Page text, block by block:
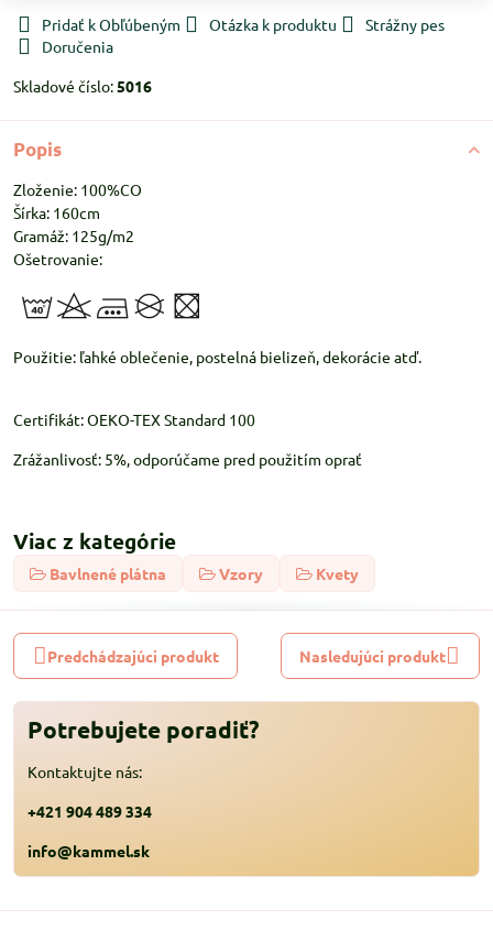
Pridať k Obľúbeným Otázka k produktu
Strážny pes
Doručenia
Skladové číslo:5016
Popis
Zloženie: 100%CO
Šírka: 160cm
Gramáž: 125g/m2
Ošetrovanie:
Použitie: ľahké oblečenie, postelná bielizeň, dekorácie atď.
Certifikát: OEKO-TEX Standard 100
Zrážanlivosť: 5%, odporúčame pred použitím oprať
Viac z kategórie
Bavlnené plátna Vzory Kvety
Predchádzajúci produkt Nasledujúci produkt
Potrebujete poradiť?
Kontaktujte nás:
+421 904 489 334
info@kammel.sk